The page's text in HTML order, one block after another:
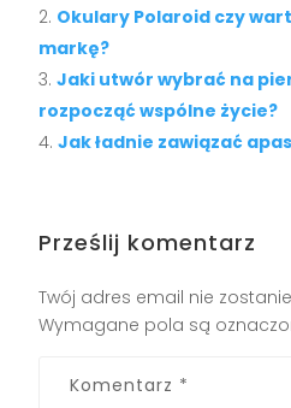
Okulary Polaroid czy
markę?
Jaki utwór wybrać na
rozpocząć wspólne życie?
Jak ładnie zawiązać
Prześlij komentarz
Twój adres email nie
Wymagane pola są